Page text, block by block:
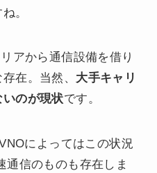
。
アから通信設備を借り
在。当然、 大手キャリ
のが現状です。
によってはこの状況
通信のものも存在しま